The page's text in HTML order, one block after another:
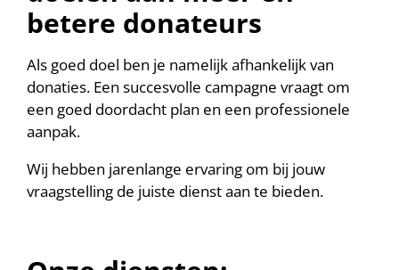
betere donateurs
Als goed doel ben je namelijk afhankelijk van
donaties. Een succesvolle campagne vraagt om
een goed doordacht plan en een professionele
aanpak.
Wij hebben jarenlange ervaring om bij jouw
vraagstelling de juiste dienst aan te bieden.